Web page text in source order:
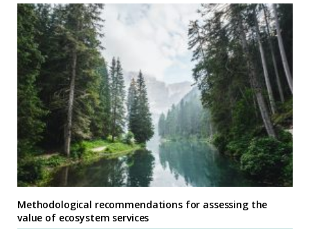
Methodological recommendations for assessing the
value of ecosystem services